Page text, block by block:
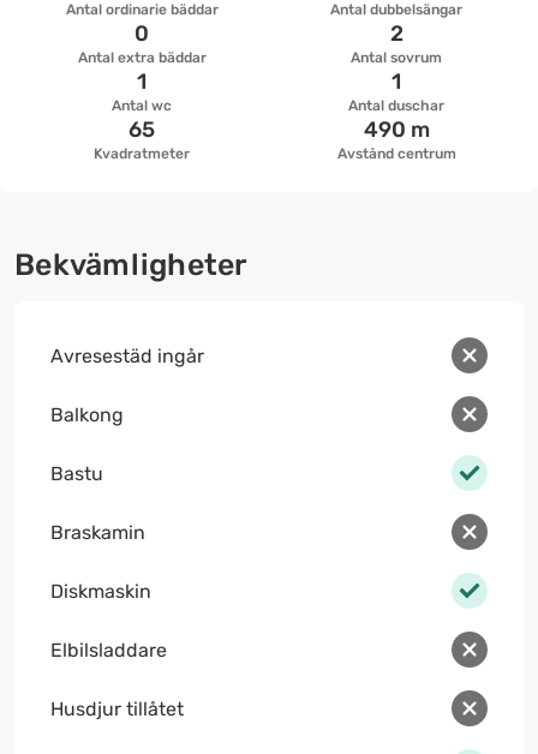
Antal ordinarie bäddar Antal dubbelsängar
Antal extra bäddar
0
Antal sovrum
2
Antal wc
1
Antal duschar
1
Kvadratmeter
65
Avstånd centrum
490 m
Bekvämligheter
Avresestäd ingår
Balkong
Bastu
Braskamin
Diskmaskin
Elbilsladdare
Husdjur tillåtet